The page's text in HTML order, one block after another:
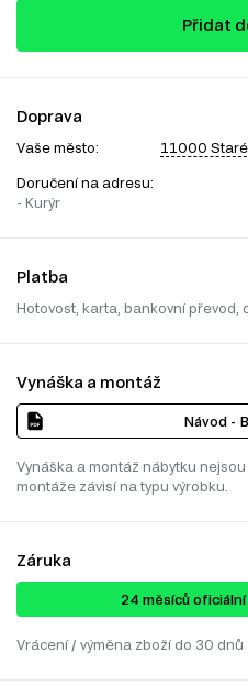
Přidat
Doprava
Vaše město: 11000
Doručení na adresu:
- Kurýr
Platba
Hotovost, karta, bankovní převod,
Vynáška a montáž
Návod -
Vynáška a montáž nábytku
montáže závisí na typu výrobku.
Záruka
24 ​​​​měsíců
Vrácení / výměna zboží do 30 dnů